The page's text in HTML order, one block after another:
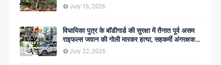
July 16, 2026
विधायिका पुत्र के बॉडीगार्ड की सुरक्षा में तैनात पूर्व असम
राइफल्स जवान की गोली मारकर हत्या, सहकर्मी अंगरक्षक
गिरफ्तार
July 22, 2026